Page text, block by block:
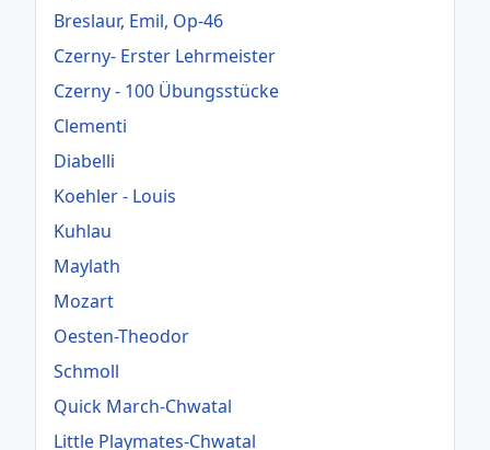
Breslaur, Emil, Op-46
Czerny- Erster Lehrmeister
Czerny - 100 Übungsstücke
Clementi
Diabelli
Koehler - Louis
Kuhlau
Maylath
Mozart
Oesten-Theodor
Schmoll
Quick March-Chwatal
Little Playmates-Chwatal